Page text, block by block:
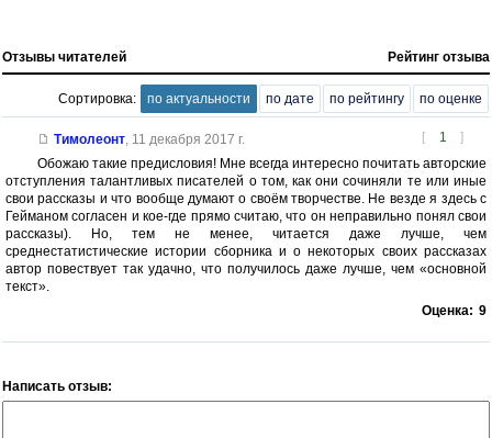
Отзывы читателей Рейтинг отзыва
Сортировка: по актуальности по дате по рейтингу по оценке
[ 1 ]
Тимолеонт, 11 декабря 2017 г.
Обожаю такие предисловия! Мне всегда интересно почитать авторские
отступления талантливых писателей о том, как они сочиняли те или иные
свои рассказы и что вообще думают о своём творчестве. Не везде я здесь с
Гейманом согласен и кое-где прямо считаю, что он неправильно понял свои
рассказы). Но, тем не менее, читается даже лучше, чем
среднестатистические истории сборника и о некоторых своих рассказах
автор повествует так удачно, что получилось даже лучше, чем «основной
текст».
Оценка: 9
Написать отзыв: